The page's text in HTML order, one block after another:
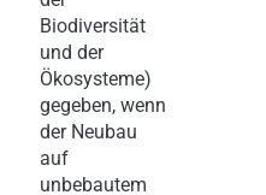
Biodiversität
und der
Ökosysteme)
gegeben, wenn
der Neubau
auf
unbebautem